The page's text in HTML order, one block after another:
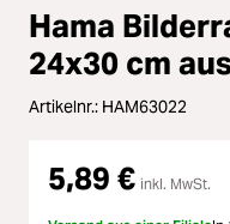
Loading...
Licht &
Loading...
Loading...
Ferngläser
Hama
24x30 cm
Artikelnr.: HAM63022
5,89 € inkl. MwSt.